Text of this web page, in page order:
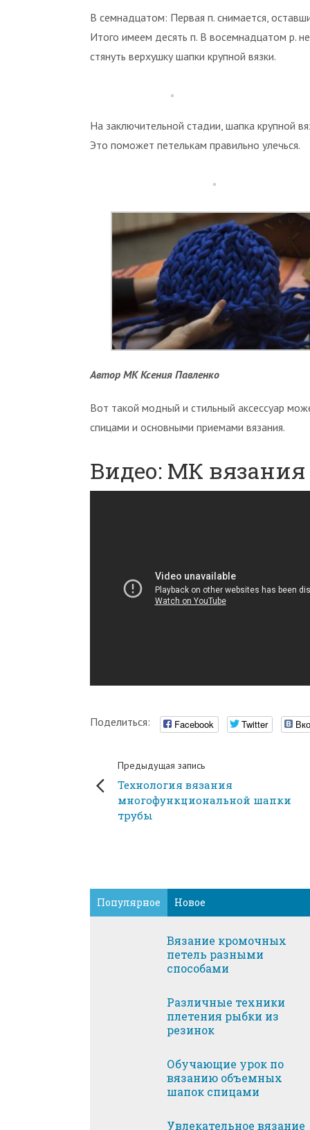
В семнадцатом: Первая п. снимается,
Итого имеем десять п. В восемнадцатом р.
стянуть верхушку шапки крупной вязки.
На заключительной стадии, шапка крупной
Это поможет петелькам правильно улечься.
Автор МК Ксения Павленко
Вот такой модный и стильный аксессуар
спицами и основными приемами вязания.
Видео: МК
Поделиться: Facebook Twitter
Предыдущая запись
Технология вязания
многофункциональной шапки
трубы
Популярное Новое
Вязание кромочных
петель разными
способами
Различные техники
плетения рыбки из
резинок
Обучающие урок по
вязанию объемных
шапок спицами
Увлекательное вязание